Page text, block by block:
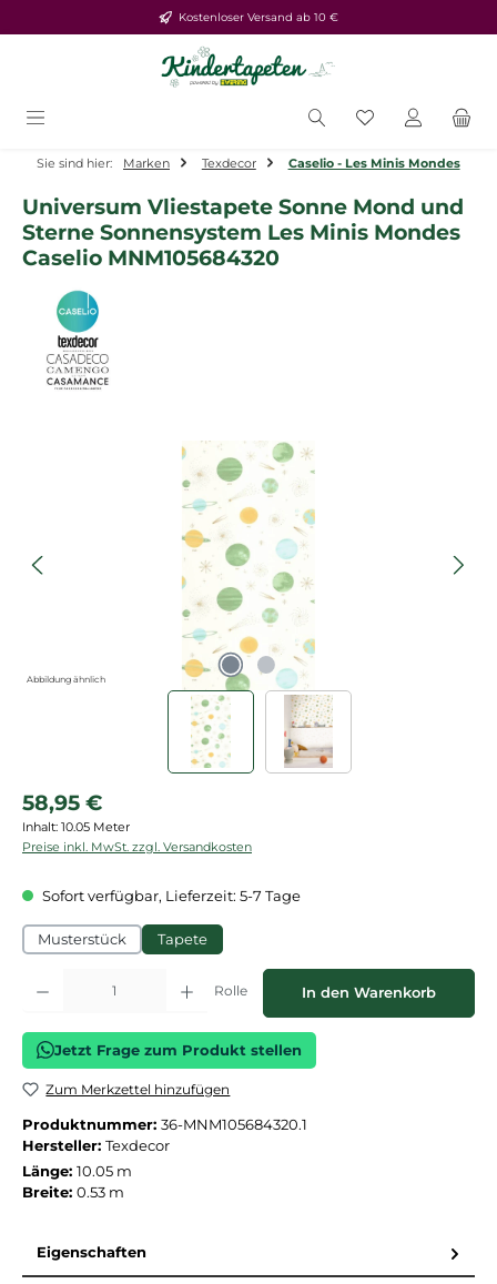
Zum Hauptinhalt springenKostenloser Versand ab 10 €
Du hast 0
Sie sind hier: Marken Texdecor Caselio - Les Minis Mondes
Universum Vliestapete Sonne Mond und
Sterne Sonnensystem Les Minis Mondes
Caselio MNM105684320
Bildergalerie überspringen
Abbildung ähnlich
Regulärer Preis:
58,95 €
Inhalt: 10.05 Meter
Preise inkl. MwSt. zzgl. Versandkosten
Sofort verfügbar, Lieferzeit: 5-7 Tage
Musterstück Tapete
Produkt Anzahl: Gib den gewünschten Wert ein oder benutze die
Rolle In den Warenkorb
Jetzt Frage zum Produkt stellen
Zum Merkzettel hinzufügen
Produktnummer: 36-MNM105684320.1
Hersteller: Texdecor
Länge: 10.05 m
Breite: 0.53 m
Eigenschaften